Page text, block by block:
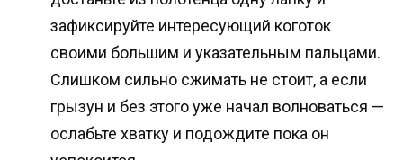
зафиксируйте интересующий коготок
своими большим и указательным пальцами.
Слишком сильно сжимать не стоит, а если
грызун и без этого уже начал волноваться —
ослабьте хватку и подождите пока он